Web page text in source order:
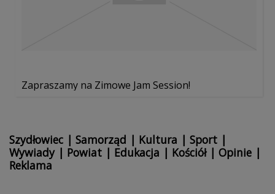
Zapraszamy na Zimowe Jam Session!
Szydłowiec | Samorząd | Kultura | Sport |
Wywiady| Powiat | Edukacja | Kościół| Opinie |
Reklama